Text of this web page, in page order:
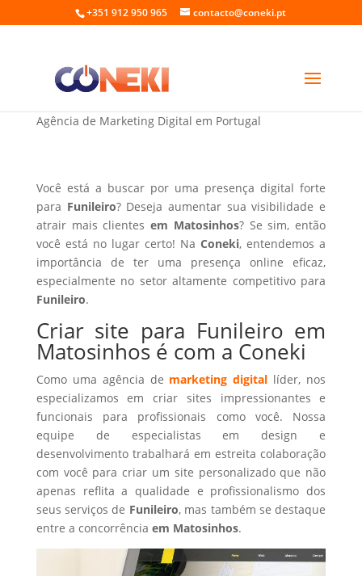
+351 912 950 965 contacto@coneki.pt
Criar site para Funileiro em Matosinhos
Agência de Marketing Digital em Portugal
Você está a buscar por uma presença digital forte
para Funileiro? Deseja aumentar sua visibilidade e
atrair mais clientesem Matosinhos? Se sim, então
você está no lugar certo! NaConeki, entendemos a
importância de ter uma presença online eficaz,
especialmente no setor altamente competitivo para
Funileiro.
Criar site para Funileiro em
Matosinhos é com a Coneki
Como uma agência de marketing digital líder, nos
especializamos em criar sites impressionantes e
funcionais para profissionais como você. Nossa
equipe de especialistas em design e
desenvolvimento trabalhará em estreita colaboração
com você para criar um site personalizado que não
apenas reflita a qualidade e profissionalismo dos
seus serviços de Funileiro, mas também se destaque
entre a concorrência em Matosinhos.